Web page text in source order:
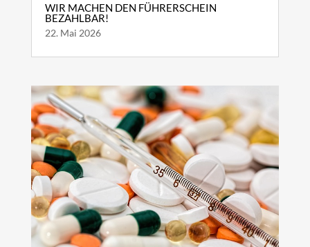
WIR MACHEN DEN FÜHRERSCHEIN
BEZAHLBAR!
22. Mai 2026